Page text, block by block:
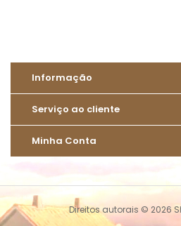
Informação
Serviço ao cliente
Minha Conta
Direitos autorais © 2026